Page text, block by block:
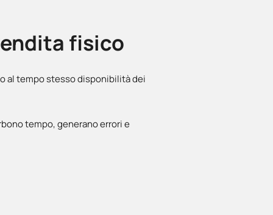
fisico
al tempo stesso disponibilità dei
tempo, generano errori e